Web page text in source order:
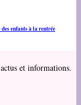
enfants à la rentrée
et informations.